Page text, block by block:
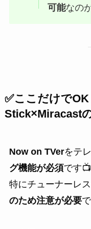
可能なの
✅ここだけで
Stick×Miracast
Now on TVerをテ
グ機能が必須です📺
特にチューナーレス
のため注意が必要で